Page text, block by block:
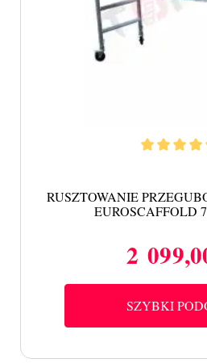
RUSZTOWANIE
EUROSCAFFOLD
2
SZYBKI